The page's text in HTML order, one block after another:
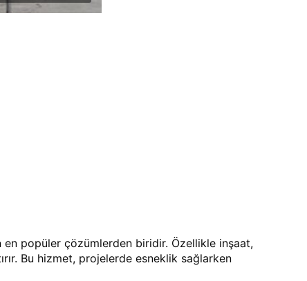
popüler çözümlerden biridir. Özellikle inşaat,
Bu hizmet, projelerde esneklik sağlarken